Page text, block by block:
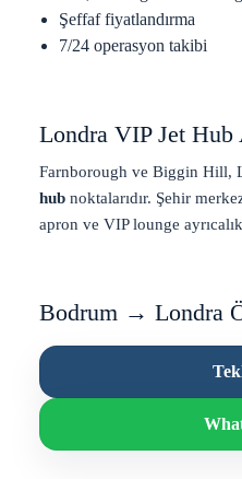
ı
.
Şeffaf fiyatlandırma
7/24 operasyon takibi
Londra VIP Jet Hub
Farnborough ve Biggin Hill,
hubnoktalarıdır. Şehir
apron ve VIP lounge
Bodrum → Londra